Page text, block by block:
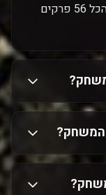
לסדרה כללי המשחק יש 4 עונות עם סך הכל 56 פרקים
המשחק?